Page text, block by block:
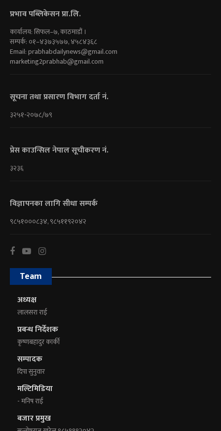
प्रभाव पब्लिकेसन प्रा.लि.
कार्यालय: सिफल–७, काठमाडौं ।
सम्पर्क: ०१–४३७३५७७, ४५८४३६८
Email:prabhabdailynews@gmail.com
marketing2prabhab@gmail.com
सूचना तथा प्रसारण विभाग दर्ता नं.
३२५१-२०७८/७९
प्रेस काउन्सिल नेपाल सूचीकरण नं.
३२३६
विज्ञापनका लागि सीधा सम्पर्क
९८५१०००८३४, ९८५११९२०४२
Team
अध्यक्ष
लालसरा राई
प्रबन्ध निर्देशक
कृष्णबहादुर कार्की
सम्पादक
दिपा सुनुवार
मल्टिमिडिया
- मनिष राई
बजार प्रमुख